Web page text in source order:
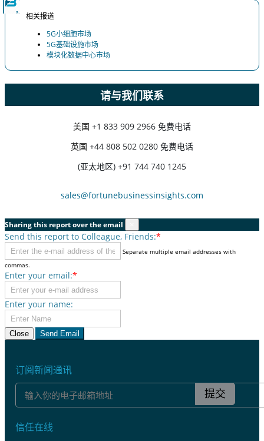
相关报道
5G小细胞市场
5G基础设施市场
模块化数据中心市场
请与我们联系
美国 +1 833 909 2966 免费电话
英国 +44 808 502 0280 免费电话
(亚太地区) +91 744 740 1245
sales@fortunebusinessinsights.com
Sharing this report over the email
Send this report to Colleague, Friends:*
Separate multiple email addresses with
commas.
Enter your email:*
Enter your name:
Close Send Email
订阅新闻通讯
提交
信任在线